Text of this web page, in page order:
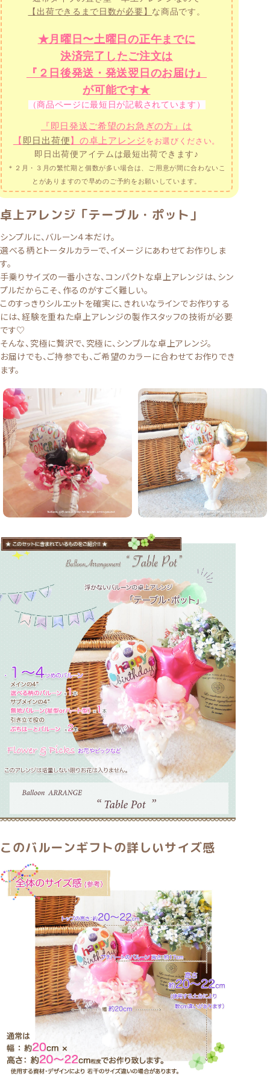
【出荷できるまで日数が必要】 な商品です。
★月曜日〜土曜日の正午までに
決済完了したご注文は
『２日後発送・発送翌日のお届け』
が可能です★
（商品ページに最短日が記載されています）
『即日発送ご希望のお急ぎの方』は
【 即日出荷便 】の卓上アレンジ をお選びください。
即日出荷便アイテムは最短出荷できます♪
＊２月・３月の繁忙期と個数が多い場合は、ご用意が間に合わないこ
とがありますので早めのご予約をお願いしています。
卓上アレンジ「テーブル・ポット」
シンプルに、バルーン４本だけ。
選べる柄とトータルカラーで、イメージにあわせてお作りしま
す。
手乗りサイズの一番小さな、コンパクトな卓上アレンジは、シン
プルだからこそ、作るのがすごく難しい。
このすっきりシルエットを確実に、きれいなラインでお作りする
には、経験を重ねた卓上アレンジの製作スタッフの技術が必要
です♡
そんな、究極に贅沢で、究極に、シンプルな卓上アレンジ。
お届けでも、ご持参でも、ご希望のカラーに合わせてお作りでき
ます。
このバルーンギフトの詳しいサイズ感